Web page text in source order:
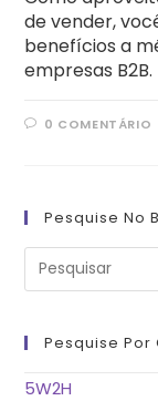
de vender,
benefícios a
empresas B2B.
0 COMENTÁRIO
Pesquise No
Pesquise
5W2H